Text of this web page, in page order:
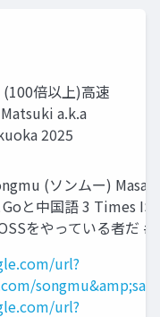
倍以上)高速
a.k.a
2025
(ソンムー)
と中国語 3 Times
をやっている者だ
url?
url?